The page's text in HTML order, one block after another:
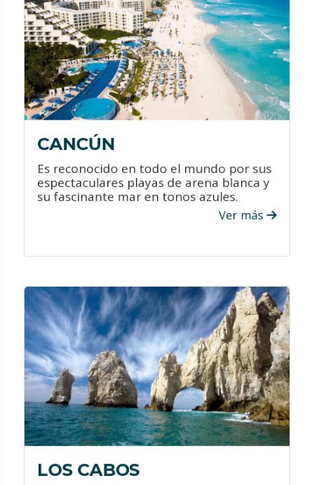
CANCÚN
Es reconocido en todo el mundo por sus
espectaculares playas de arena blanca y
su fascinante mar en tonos azules.
Ver más
Disfruta de sus increíbles y diversas
playas.
Conoce sus zonas arqueológicas.
Visita sus increíbles centros
comerciales.
Atrévete a participar en sus diversos
deportes acuáticos.
LOS CABOS
¿QUÉ HACER?
Visita el Arco en Cabo San Lucas que es
una de las formaciones naturales más
emblemáticas de la región.
Aventúrate en el desierto, diviértete
entre dos mares, llénate de adrenalina
desde las alturas y emociónate con la
vida marina con actividades que
permitan el avistamiento con ballenas.